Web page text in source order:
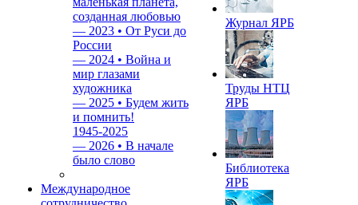
созданная любовью
— 2023 • От Руси до
России
— 2024 • Война и
мир глазами
художника
— 2025 • Будем жить
и помнить!
1945-2025
— 2026 • В начале
было слово
Международное
Журнал ЯРБ
Труды НТЦ
ЯРБ
Библиотека
ЯРБ